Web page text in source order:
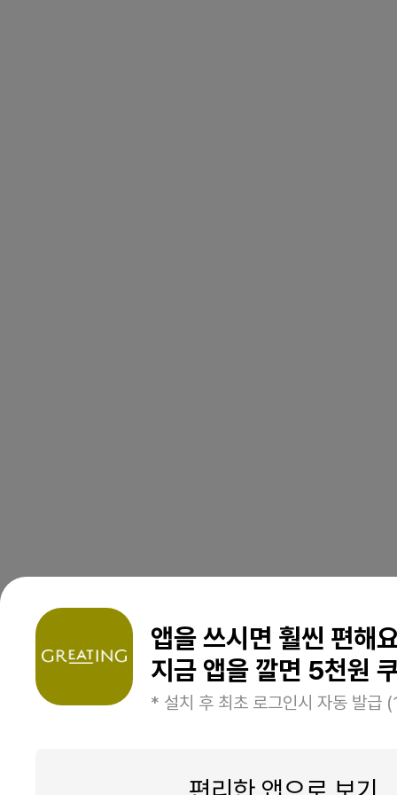
앱을 쓰시면 훨씬 편해
지금 앱을 깔면 5천원
* 설치 후 최초 로그인시 자동 발급